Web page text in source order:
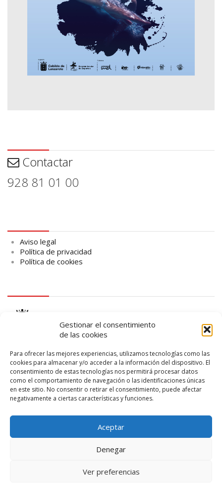
Gestionar el consentimiento
de las cookies
Para ofrecer las mejores experiencias, utilizamos tecnologías como las
cookies para almacenar y/o acceder a la información del dispositivo. El
consentimiento de estas tecnologías nos permitirá procesar datos
como el comportamiento de navegación o las identificaciones únicas
en este sitio. No consentir o retirar el consentimiento, puede afectar
negativamente a ciertas características y funciones.
Aceptar
Denegar
Ver preferencias
Contactar
928 81 01 00
Aviso legal
Política de privacidad
Política de cookies
logo SID